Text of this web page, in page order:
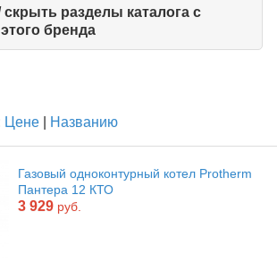
скрыть разделы каталога с
бренда
to
Цене Названию
Газовый одноконтурный котел Protherm
Пантера 12 КТО
3 929 руб.